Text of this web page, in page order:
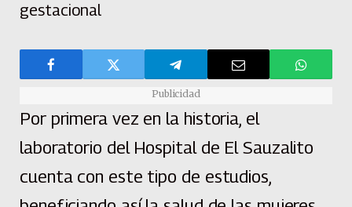
gestacional
Publicidad
Por primera vez en la historia, el
laboratorio del Hospital de El Sauzalito
cuenta con este tipo de estudios,